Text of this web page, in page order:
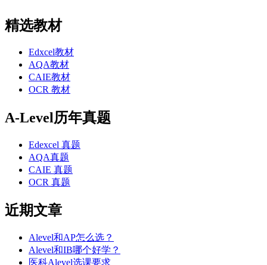
精选教材
Edxcel教材
AQA教材
CAIE教材
OCR 教材
A-Level历年真题
Edexcel 真题
AQA真题
CAIE 真题
OCR 真题
近期文章
Alevel和AP怎么选？
Alevel和IB哪个好学？
医科Alevel选课要求